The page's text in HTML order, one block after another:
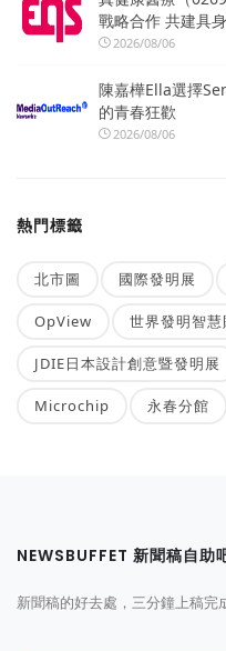
戰略合作 共建具
2026/08/06
陳嘉樺Ella選擇
的青春狂歡
2026/08/06
熱門標籤
北市圖 國際發明展
OpView 世界發明智
JDIE日本設計創意暨發明展
Microchip 永春分館
NEWSBUFFET 新聞稿自助
新聞稿的好去處，三分鐘上稿完